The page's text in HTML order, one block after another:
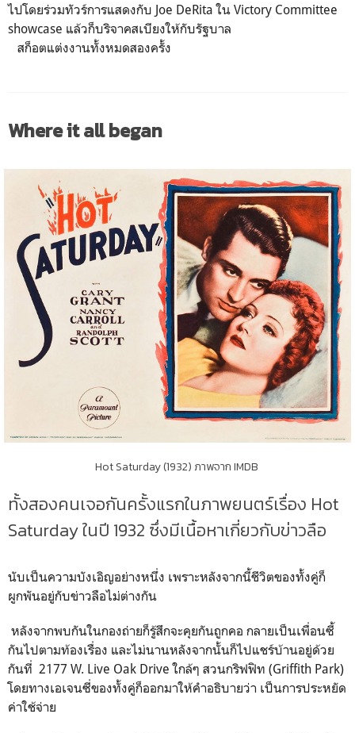
ไปโดยร่วมทัวร์การแสดงกับ Joe DeRita ใน Victory Committee
showcase แล้วก็บริจาคสเบียงให้กับรัฐบาล
สก็อตแต่งงานทั้งหมดสองครั้ง
Where it all began
Hot Saturday (1932) ภาพจาก IMDB
ทั้งสองคนเจอกันครั้งแรกในภาพยนตร์เรื่อง Hot
Saturday ในปี 1932 ซึ่งมีเนื้อหาเกี่ยวกับข่าวลือ
นับเป็นความบังเอิญอย่างหนึ่ง เพราะหลังจากนี้ชีวิตของทั้งคู่ก็
ผูกพันอยู่กับข่าวลือไม่ต่างกัน
หลังจากพบกันในกองถ่ายก็รู้สึกจะคุยกันถูกคอ กลายเป็นเพื่อนซี้
กันไปตามท้องเรื่อง และไม่นานหลังจากนั้นก็ไปแชร์บ้านอยู่ด้วย
กันที่ 2177 W. Live Oak Drive ใกล้ๆ สวนกริฟฟิท (Griffith Park)
โดยทางเอเจนซี่ของทั้งคู่ก็ออกมาให้คำอธิบายว่า เป็นการประหยัด
ค่าใช้จ่าย